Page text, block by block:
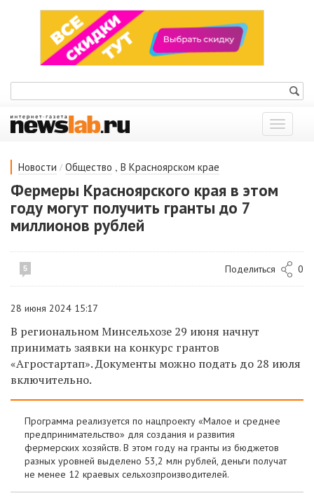
Показать
меню
Новости / Общество , В Красноярском крае
Фермеры Красноярского края в этом
году могут получить гранты до 7
миллионов рублей
5 Поделиться 0
28 июня 2024 15:17
В региональном Минсельхозе 29 июня начнут
принимать заявки на конкурс грантов
«Агростартап». Документы можно подать до 28 июля
включительно.
Программа реализуется по нацпроекту «Малое и среднее
предпринимательство» для создания и развития
фермерских хозяйств. В этом году на гранты из бюджетов
разных уровней выделено 53,2 млн рублей, деньги получат
не менее 12 краевых сельхозпроизводителей.